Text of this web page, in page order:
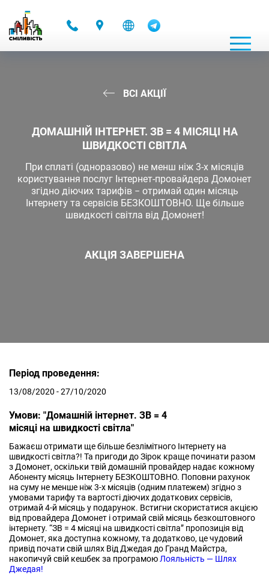
ВСІ АКЦІЇ
ДОМАШНІЙ ІНТЕРНЕТ. ЗВ = 4 МІСЯЦІ НА
ШВИДКОСТІ СВІТЛА
При сплаті (одноразово) не менш ніж 3-х місяців
користування послуг Інтернет-провайдера Домонет
згідно діючих тарифів − отримай один місяць
Інтернету та сервісів БЕЗКОШТОВНО. Ще більше
швидкості світла від Домонет!
АКЦІЯ ЗАВЕРШЕНА
Період проведення:
13/08/2020 - 27/10/2020
Умови: "Домашній інтернет. ЗВ = 4
місяці на швидкості світла"
Бажаєш отримати ще більше безлімітного Інтернету на
швидкості світла?! Та пригоди до Зірок краще починати разом
з Домонет, оскільки твій домашній провайдер надає кожному
Абоненту місяць Інтернету БЕЗКОШТОВНО. Поповни рахунок
на суму не менше ніж 3-х місяців (одним платежем) згідно з
умовами тарифу та вартості діючих додаткових сервісів,
отримай 4-й місяць у подарунок. Встигни скористатися акцією
від провайдера Домонет і отримай свій місяць безкоштовного
інтернету. “ЗВ = 4 місяці на швидкості світла” пропозиція від
Домонет, яка доступна кожному, та додатково, це чудовий
привід почати свій шлях Від Джедая до Гранд Майстра,
накопичуй свій кешбек за програмою Лояльність — Шлях
Джедая!